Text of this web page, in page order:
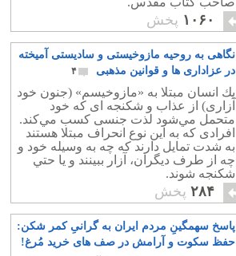
۱۰۶۰ پخش
نگاهی به روحیه مازوخیستی و سادیستی آمیخته
در عزاداری ها و قوانین مذهبی
۴
يك انسان مبتلا به «مازوخيسم» (جنون خود
آزاری) از عذاب و شكنجه‌‌ ای كه خود
متحمل مي‌شود لذت جنسی كسب مي‌كند.
افرادی كه به اين نوع انحراف مبتلا هستند
به شدت تمايل دارند كه چه به وسيله‌ خود و
چه از طرف ديگران، آزار ببينند و يا حتي
شكنجه شوند.
۲۸۴ پخش
پاسخ سهمگینِ مردم ایران به گرانیِ کمر شکن:
حفظ سکوت و آرامش در صف های خرید مُرغ!